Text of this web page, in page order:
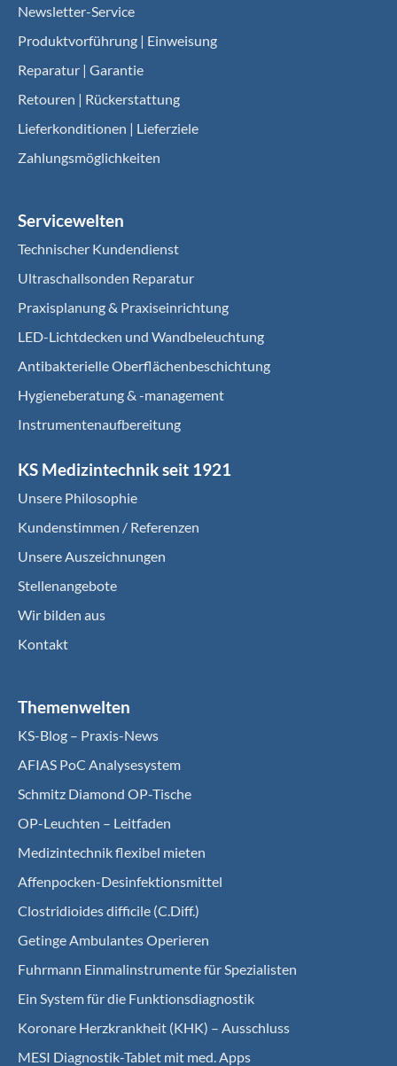
Newsletter-Service
Produktvorführung | Einweisung
Reparatur | Garantie
Retouren | Rückerstattung
Lieferkonditionen | Lieferziele
Zahlungsmöglichkeiten
Servicewelten
Technischer Kundendienst
Ultraschallsonden Reparatur
Praxisplanung & Praxiseinrichtung
LED-Lichtdecken und Wandbeleuchtung
Antibakterielle Oberflächenbeschichtung
Hygieneberatung & -management
Instrumentenaufbereitung
KS Medizintechnik seit 1921
Unsere Philosophie
Kundenstimmen / Referenzen
Unsere Auszeichnungen
Stellenangebote
Wir bilden aus
Kontakt
Themenwelten
KS-Blog – Praxis-News
AFIAS PoC Analysesystem
Schmitz Diamond OP-Tische
OP-Leuchten – Leitfaden
Medizintechnik flexibel mieten
Affenpocken-Desinfektionsmittel
Clostridioides difficile (C.Diff.)
Getinge Ambulantes Operieren
Fuhrmann Einmalinstrumente für Spezialisten
Ein System für die Funktionsdiagnostik
Koro­nare Herz­krank­heit (KHK) – Ausschluss
MESI Diagnostik-Tablet mit med. Apps